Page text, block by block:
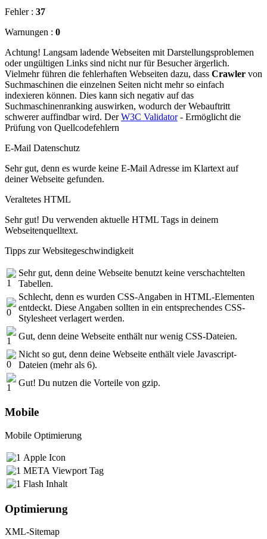
Fehler : 37
Warnungen : 0
Achtung! Langsam ladende Webseiten mit Darstellungsproblemen
oder ungültigen Links sind nicht nur für Besucher ärgerlich.
Vielmehr führen die fehlerhaften Webseiten dazu, dass Crawler von
Suchmaschinen die einzelnen Seiten nicht mehr so einfach
indexieren können. Dies kann sich negativ auf das
Suchmaschinenranking auswirken, wodurch der Webauftritt
schwerer auffindbar wird. DerW3C Validator- Ermöglicht die
Prüfung von Quellcodefehlern
E-Mail Datenschutz
Sehr gut, denn es wurde keine E-Mail Adresse im Klartext auf
deiner Webseite gefunden.
Veraltetes HTML
Sehr gut! Du verwenden aktuelle HTML Tags in deinem
Webseitenquelltext.
Tipps zur Websitegeschwindigkeit
Sehr gut, denn deine Webseite benutzt keine verschachtelten
Tabellen.
Schlecht, denn es wurden CSS-Angaben in HTML-Elementen
entdeckt. Diese Angaben sollten in ein entsprechendes CSS-
Stylesheet verlagert werden.
Gut, denn deine Webseite enthält nur wenig CSS-Dateien.
Nicht so gut, denn deine Webseite enthält viele Javascript-
Dateien (mehr als 6).
Gut! Du nutzen die Vorteile von gzip.
Mobile
Mobile Optimierung
Apple Icon
META Viewport Tag
Flash Inhalt
Optimierung
XML-Sitemap